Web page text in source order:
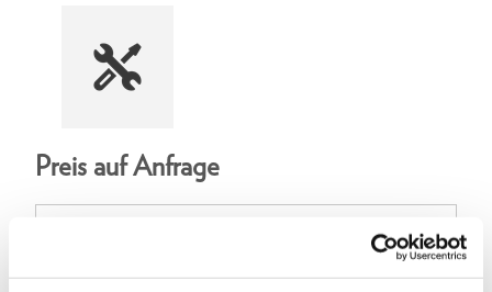
Preis auf Anfrage